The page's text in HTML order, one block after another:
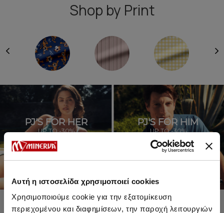
Αυτή η ιστοσελίδα χρησιμοποιεί cookies
Χρησιμοποιούμε cookie για την εξατομίκευση
περιεχομένου και διαφημίσεων, την παροχή λειτουργιών
Shop by Print
PJ'S FOR HER
UP TO -30%
SHOP SALE
PJ'S FOR HIM
UP TO -30%
SHOP SALE